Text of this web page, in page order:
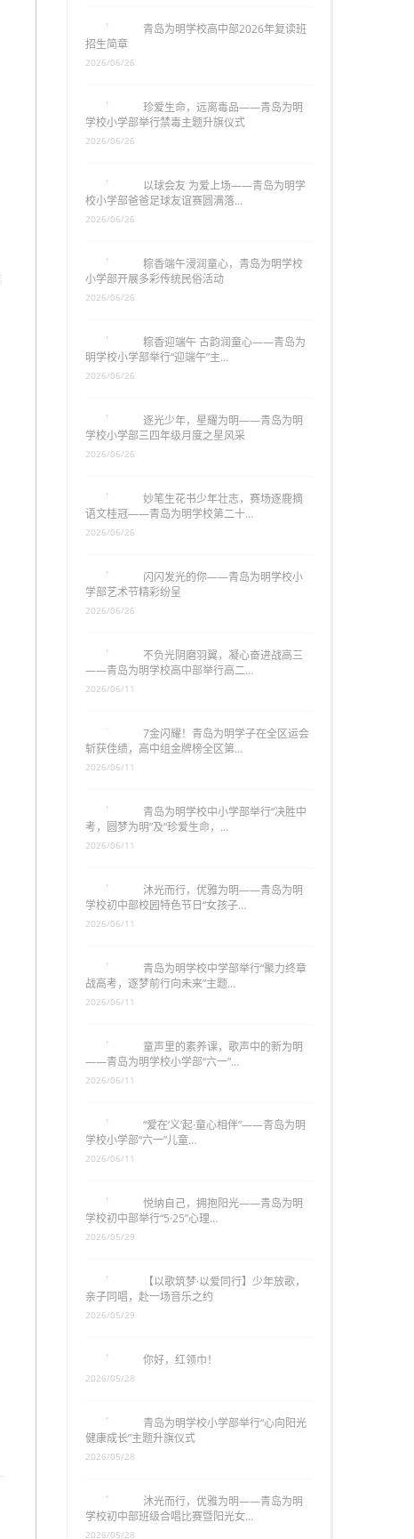
青岛为明学校高中部2026年复读班
招生简章
2026/06/26
珍爱生命，远离毒品——青岛为明
学校小学部举行禁毒主题升旗仪式
2026/06/26
以球会友 为爱上场——青岛为明学
校小学部爸爸足球友谊赛圆满落…
粽香端午浸润童心，青岛为明学校
小学部开展多彩传统民俗活动
粽香迎端午 古韵润童心——青岛为
明学校小学部举行“迎端午”主…
2026/06/26
逐光少年，星耀为明——青岛为明
学校小学部三四年级月度之星风采
2026/06/26
妙笔生花书少年壮志，赛场逐鹿摘
语文桂冠——青岛为明学校第二十…
2026/06/26
闪闪发光的你——青岛为明学校小
学部艺术节精彩纷呈
2026/06/26
不负光阴磨羽翼，凝心奋进战高三
——青岛为明学校高中部举行高二…
2026/06/11
7金闪耀！青岛为明学子在全区运会
斩获佳绩，高中组金牌榜全区第…
2026/06/11
青岛为明学校中小学部举行“决胜中
考，圆梦为明”及“珍爱生命，…
2026/06/11
沐光而行，优雅为明——青岛为明
学校初中部校园特色节日“女孩子…
2026/06/11
青岛为明学校中学部举行“聚力终章
战高考，逐梦前行向未来”主题…
2026/06/11
童声里的素养课，歌声中的新为明
——青岛为明学校小学部“六一”…
2026/06/11
“爱在‘义’起·童心相伴”——青岛为明
学校小学部“六一”儿童…
2026/06/11
悦纳自己，拥抱阳光——青岛为明
学校初中部举行“5·25”心理…
2026/05/29
【以歌筑梦·以爱同行】少年放歌，
亲子同唱，赴一场音乐之约
2026/05/29
你好，红领巾！
2026/05/28
青岛为明学校小学部举行“心向阳光
健康成长”主题升旗仪式
2026/05/28
沐光而行，优雅为明——青岛为明
学校初中部班级合唱比赛暨阳光女…
2026/05/28